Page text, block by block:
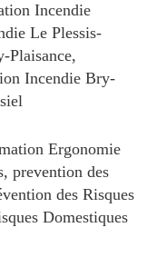
Incendie
Le Plessis-
Plaisance,
Incendie Bry-
Ergonomie
, prevention des
des Risques
Domestiques